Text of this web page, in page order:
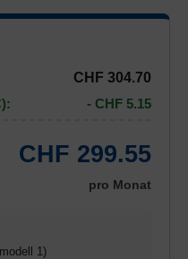
CHF 304.70
- CHF 5.15
CHF 299.55
pro Monat
1)